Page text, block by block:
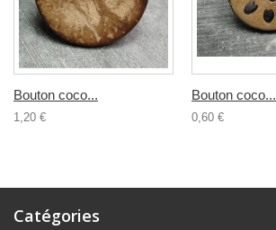
Bouton coco...
1,20 €
Bouton coco...
0,60 €
Catégories